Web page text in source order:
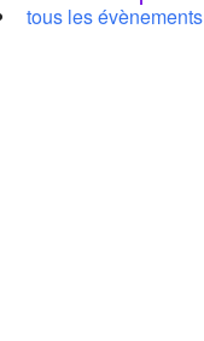
tous les évènements